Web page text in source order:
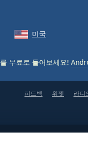
미국
를 무료로 들어보세요!
피드백 위젯 라디